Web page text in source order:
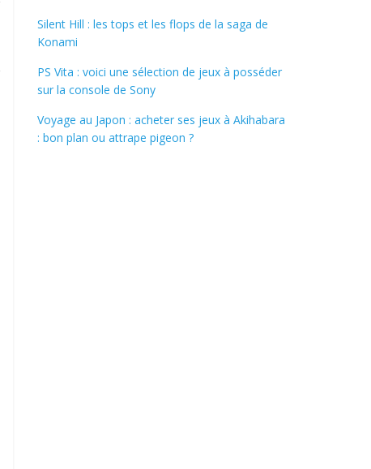
Silent Hill : les tops et les flops de la saga de
Konami
PS Vita : voici une sélection de jeux à posséder
sur la console de Sony
Voyage au Japon : acheter ses jeux à Akihabara
: bon plan ou attrape pigeon ?